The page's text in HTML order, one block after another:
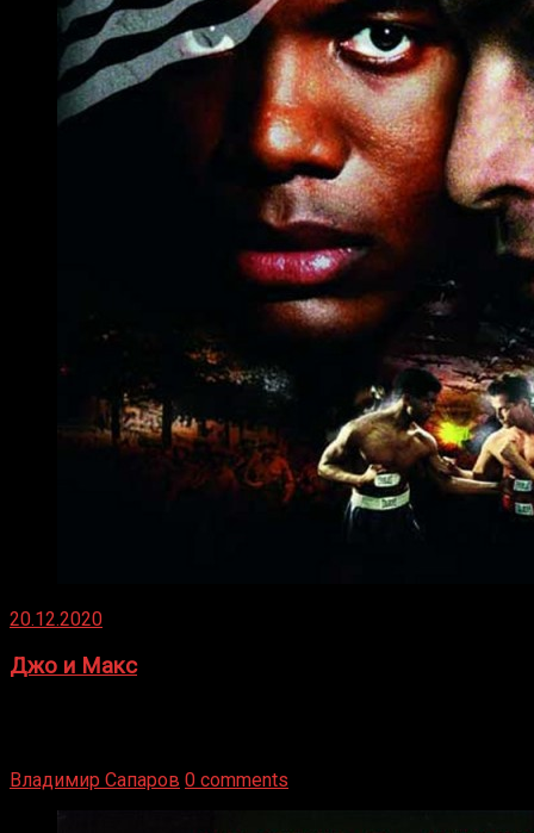
20.12.2020
Джо и Макс
Владимир Сапаров 0 comments